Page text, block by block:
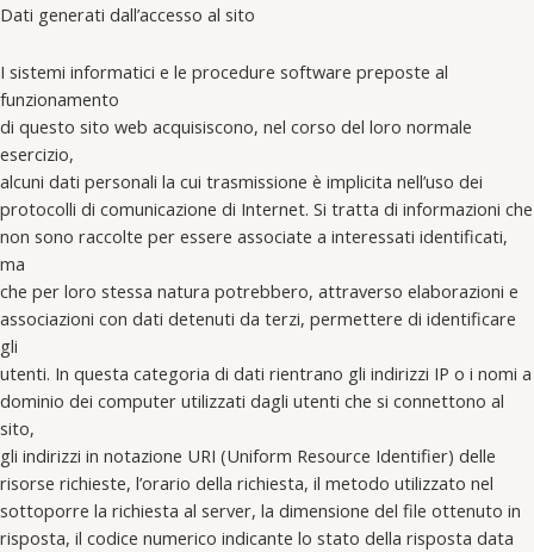
Dati generati dall’accesso al sito
I sistemi informatici e le procedure software preposte al
funzionamento
di questo sito web acquisiscono, nel corso del loro normale
esercizio,
alcuni dati personali la cui trasmissione è implicita nell’uso dei
protocolli di comunicazione di Internet. Si tratta di informazioni che
non sono raccolte per essere associate a interessati identificati,
ma
che per loro stessa natura potrebbero, attraverso elaborazioni e
associazioni con dati detenuti da terzi, permettere di identificare
gli
utenti. In questa categoria di dati rientrano gli indirizzi IP o i nomi a
dominio dei computer utilizzati dagli utenti che si connettono al
sito,
gli indirizzi in notazione URI (Uniform Resource Identifier) delle
risorse richieste, l’orario della richiesta, il metodo utilizzato nel
sottoporre la richiesta al server, la dimensione del file ottenuto in
risposta, il codice numerico indicante lo stato della risposta data